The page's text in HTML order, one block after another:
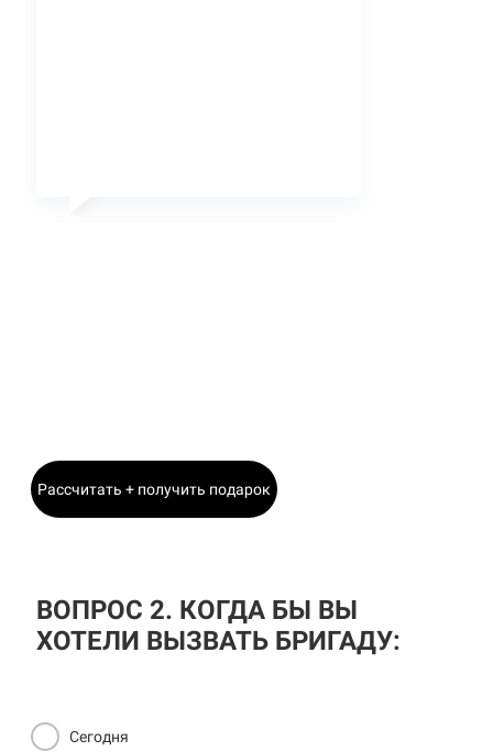
Рассчитать + получить подарок
ВОПРОС 2. КОГДА БЫ ВЫ
ХОТЕЛИ ВЫЗВАТЬ БРИГАДУ:
Сегодня